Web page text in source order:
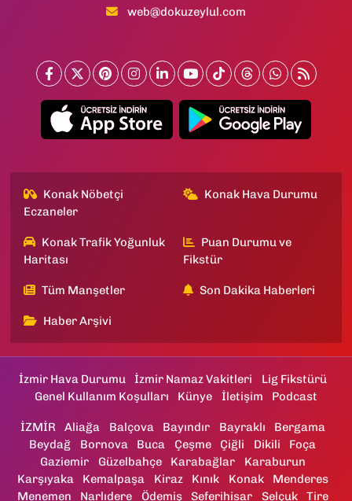
web@dokuzeylul.com
Konak Nöbetçi
Eczaneler
Konak Hava Durumu
Konak Trafik Yoğunluk
Haritası
Puan Durumu ve
Fikstür
Tüm Manşetler Son Dakika Haberleri
Haber Arşivi
İzmir Hava Durumu İzmir Namaz Vakitleri
Lig Fikstürü
Genel Kullanım Koşulları
Künye İletişim Podcast
İZMİR Aliağa Balçova Bayındır Bayraklı
Bergama
Beydağ
Bornova Buca Çeşme Çiğli Dikili
Foça
Gaziemir
Güzelbahçe Karabağlar
Karaburun
Karşıyaka
Kemalpaşa Kiraz Kınık Konak
Menderes
Menemen
Narlıdere Ödemiş Seferihisar Selçuk Tire